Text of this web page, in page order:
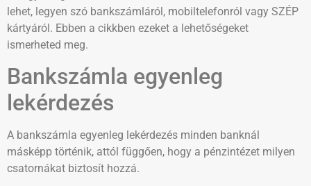
lehet, legyen szó bankszámláról, mobiltelefonról vagy SZÉP
kártyáról. Ebben a cikkben ezeket a lehetőségeket
ismerheted meg.
Bankszámla egyenleg
lekérdezés
A bankszámla egyenleg lekérdezés minden banknál
másképp történik, attól függően, hogy a pénzintézet milyen
csatornákat biztosít hozzá.